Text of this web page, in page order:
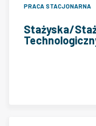
PRACA STACJONARNA
Stażyska/